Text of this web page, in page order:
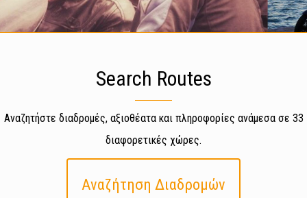
Search Routes
Αναζητήστε διαδρομές, αξιοθέατα και πληροφορίες ανάμεσα σε 33
διαφορετικές χώρες.
Αναζήτηση Διαδρομών